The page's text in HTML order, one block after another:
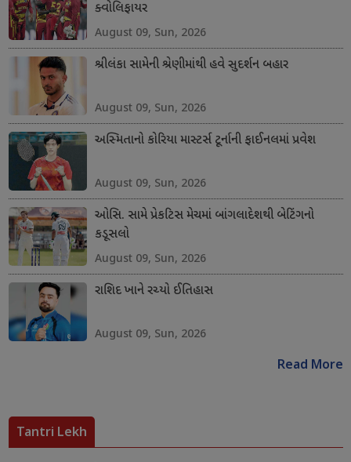
ક્વોલિફાયર
August 09, Sun, 2026
શ્રીલંકા સામેની શ્રેણીમાંથી હવે સુદર્શન બહાર
August 09, Sun, 2026
અસ્મિતાનો કોરિયા માસ્ટર્સ ટૂર્નાની ફાઈનલમાં પ્રવેશ
August 09, Sun, 2026
ઓસિ. સામે પ્રેકટિસ મેચમાં બાંગલાદેશથી બેટિંગનો
કડૂસલો
August 09, Sun, 2026
રાશિદ ખાને રચ્યો ઈતિહાસ
August 09, Sun, 2026
Read More
Tantri Lekh